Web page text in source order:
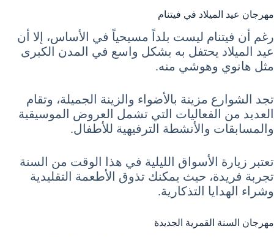
مهرجان عيد الميلاد في فيتنام
رغم أن فيتنام ليست بلداً مسيحياً في الأساس، إلا أن
عيد الميلاد يحتفل به بشكل واسع في المدن الكبرى
مثل هانوي وهوشي منه.
تجد الشوارع مزينة بالأضواء والزينة الجميلة، وتقام
العديد من الفعاليات التي تشمل العروض الموسيقية
والمسابقات والأنشطة الترفيهية للأطفال.
تعتبر زيارة الأسواق الليلية في هذا الوقت من السنة
تجربة فريدة، حيث يمكنك تذوق الأطعمة التقليدية
وشراء الهدايا التذكارية.
مهرجان السنة القمرية الجديدة